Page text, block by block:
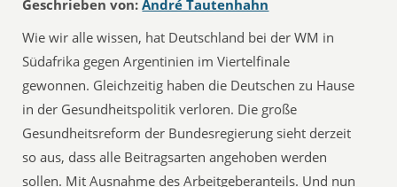
Geschrieben von: André Tautenhahn
Wie wir alle wissen, hat Deutschland bei der WM in
Südafrika gegen Argentinien im Viertelfinale
gewonnen. Gleichzeitig haben die Deutschen zu Hause
in der Gesundheitspolitik verloren. Die große
Gesundheitsreform der Bundesregierung sieht derzeit
so aus, dass alle Beitragsarten angehoben werden
sollen. Mit Ausnahme des Arbeitgeberanteils. Und nun